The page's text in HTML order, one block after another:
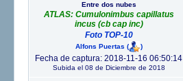
Entre dos nubes
ATLAS: Cumulonimbus capillatus
incus (cb cap inc)
Foto TOP-10
Alfons Puertas ( )
Fecha de captura: 2018-11-16 06:50:14
Subida el 08 de Diciembre de 2018